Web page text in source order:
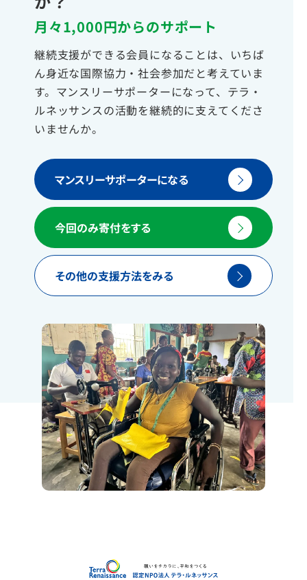
月々1,000円からのサポート
継続支援ができる会員になることは、いちば
ん身近な国際協力・社会参加だと考えていま
す。マンスリーサポーターになって、テラ・
ルネッサンスの活動を継続的に支えてくださ
いませんか。
マンスリーサポーターになる
今回のみ寄付をする
その他の支援方法をみる